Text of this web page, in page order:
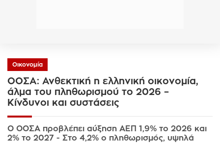
Οικονομία
ΟΟΣΑ: Ανθεκτική η ελληνική οικονομία,
άλμα του πληθωρισμού το 2026 –
Κίνδυνοι και συστάσεις
Ο ΟΟΣΑ προβλέπει αύξηση ΑΕΠ 1,9% το 2026 και
2% το 2027 - Στο 4,2% ο πληθωρισμός, υψηλά